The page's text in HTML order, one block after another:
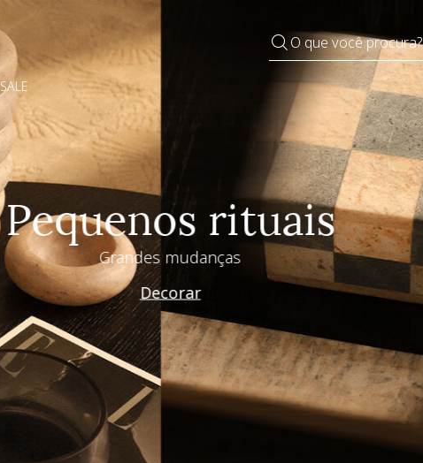
O que você procura?
SALE
Pequenos rituais
Grandes mudanças
Decorar